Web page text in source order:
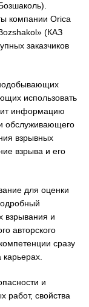
компании Orica
(КАЗ
заказчиков
использовать
информацию
обслуживающего
взрывных
взрыва и его
для оценки
взрывания и
авторского
сразу
и
работ, свойства